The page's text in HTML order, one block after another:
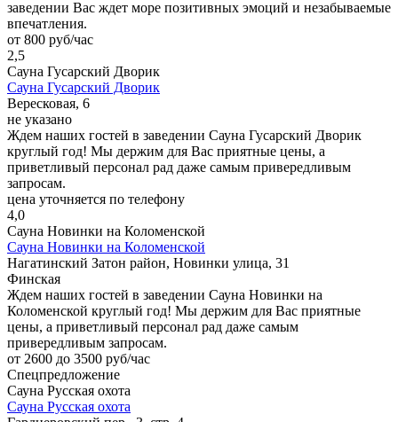
заведении Вас ждет море позитивных эмоций и незабываемые
впечатления.
от 800 руб/час
2,5
Сауна Гусарский Дворик
Сауна Гусарский Дворик
Вересковая, 6
не указано
Ждем наших гостей в заведении Сауна Гусарский Дворик
круглый год! Мы держим для Вас приятные цены, а
приветливый персонал рад даже самым привередливым
запросам.
цена уточняется по телефону
4,0
Сауна Новинки на Коломенской
Сауна Новинки на Коломенской
Нагатинский Затон район, Новинки улица, 31
Финская
Ждем наших гостей в заведении Сауна Новинки на
Коломенской круглый год! Мы держим для Вас приятные
цены, а приветливый персонал рад даже самым
привередливым запросам.
от 2600 до 3500 руб/час
Спецпредложение
Сауна Русская охота
Сауна Русская охота